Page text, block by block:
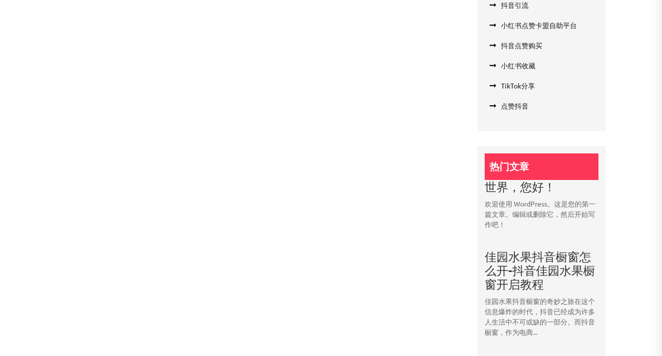
抖音引流
小红书点赞卡盟自助平台
抖音点赞购买
小红书收藏
TikTok分享
点赞抖音
热门文章
世界，您好！
欢迎使用 WordPress。这是您的第一
篇文章。编辑或删除它，然后开始写
作吧！
佳园水果抖音橱窗怎
么开-抖音佳园水果橱
窗开启教程
佳园水果抖音橱窗的奇妙之旅在这个
信息爆炸的时代，抖音已经成为许多
人生活中不可或缺的一部分。而抖音
橱窗，作为电商...